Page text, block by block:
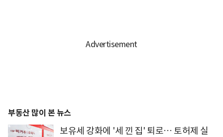
부동산 많이 본 뉴스
보유세 강화에 '세 낀 집' 퇴로… 토허제 실